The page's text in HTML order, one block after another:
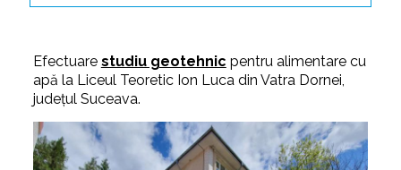
Efectuare studiu geotehnic pentru alimentare cu
apă la Liceul Teoretic Ion Luca din Vatra Dornei,
judeţul Suceava.